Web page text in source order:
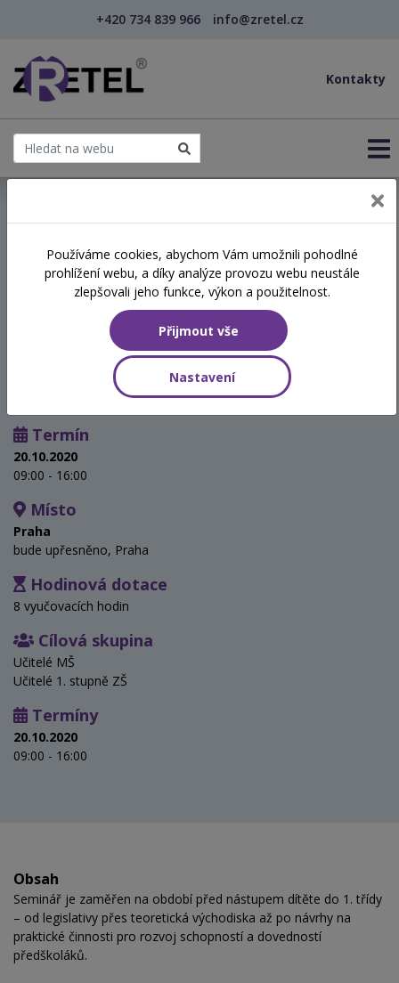
+420 734 839 966 info@zretel.cz
Kontakty
Rozvoj schopností a
dovedností potřebných pro
vstup do 1. třídy –
„Předškolička“
Termín
20.10.2020
09:00 - 16:00
Místo
Praha
bude upřesněno, Praha
Hodinová dotace
8 vyučovacích hodin
Cílová skupina
Učitelé MŠ
Učitelé 1. stupně ZŠ
Termíny
20.10.2020
09:00 - 16:00
Obsah
Seminář je zaměřen na období před nástupem dítěte do 1. třídy
– od legislativy přes teoretická východiska až po návrhy na
praktické činnosti pro rozvoj schopností a dovedností
předškoláků.
Používáme cookies, abychom Vám umožnili pohodlné
prohlížení webu, a díky analýze provozu webu neustále
zlepšovali jeho funkce, výkon a použitelnost.
Přijmout vše
Nastavení